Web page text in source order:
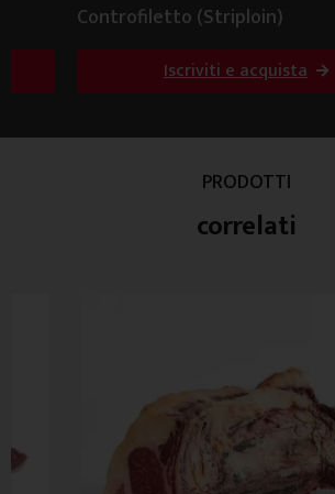
Controfiletto (Striploin)
Iscriviti e acquista
PRODOTTI
correlati